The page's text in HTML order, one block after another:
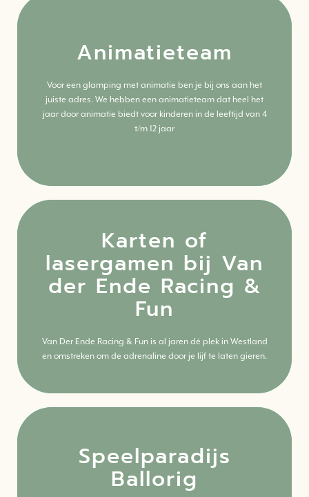
Animatieteam
Voor een glamping met animatie ben je bij ons aan het
juiste adres. We hebben een animatieteam dat heel het
jaar door animatie biedt voor kinderen in de leeftijd van 4
t/m 12 jaar
Meer weten? Lees alles over deze activiteit.
Karten of
lasergamen bij Van
der Ende Racing &
Fun
Van Der Ende Racing & Fun is al jaren dé plek in Westland
en omstreken om de adrenaline door je lijf te laten gieren.
Meer weten? Lees alles over deze activiteit.
Klik hier
Speelparadijs
Ballorig
Klik hier